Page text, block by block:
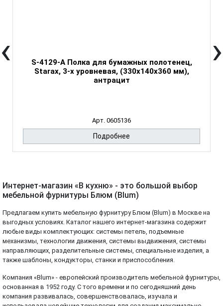
S-4129-A Полка для бумажных полотенец,
Starax, 3-х уровневая, (330х140х360 мм),
антрацит
Арт. 0605136
Подробнее
‹ ›
Интернет-магазин «В кухню» - это большой выбор
мебельной фурнитуры Блюм (Blum)
Предлагаем купить мебельную фурнитуру Блюм (Blum) в Москве на
выгодных условиях. Каталог нашего интернет-магазина содержит
любые виды комплектующих: системы петель, подъемные
механизмы, технологии движения, системы выдвижения, системы
направляющих, разделительные системы, специальные изделия, а
также шаблоны, кондукторы, станки и приспособления.
Компания «Blum» - европейский производитель мебельной фурнитуры,
основанная в 1952 году. С того времени и по сегодняшний день
компания развивалась, совершенствовалась, изучала и